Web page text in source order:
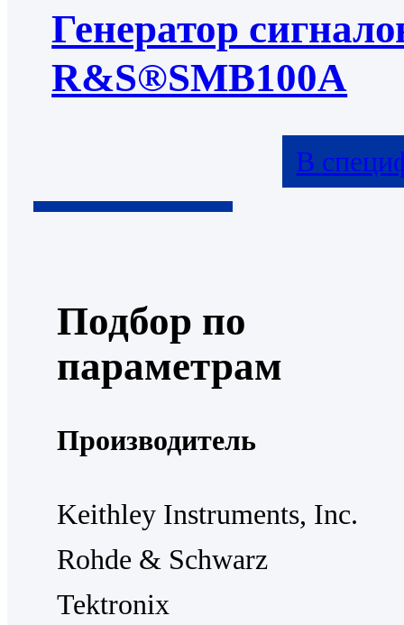
Генератор
R&S®SMB100A
В
Подбор по
параметрам
Производитель
Keithley Instruments, Inc.
Rohde & Schwarz
Tektronix